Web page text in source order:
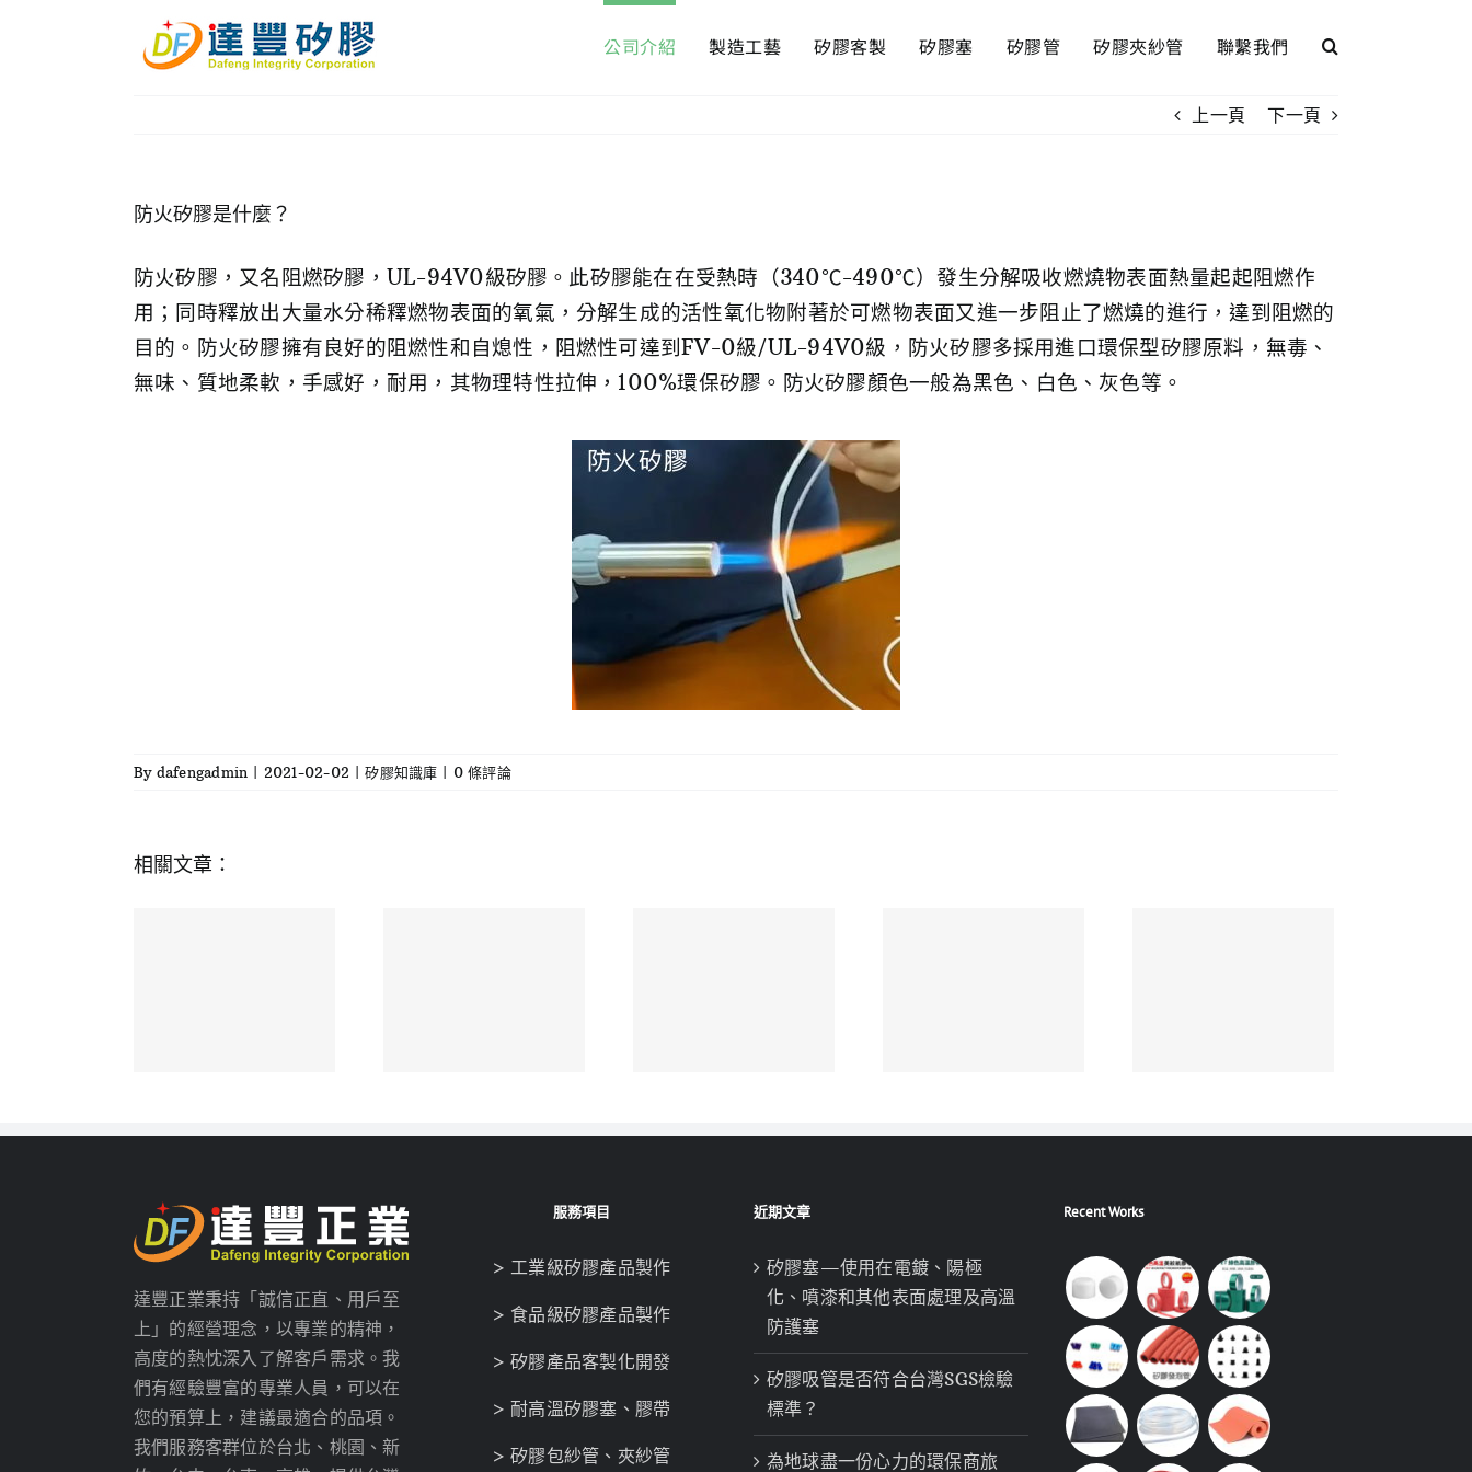
公司介紹 製造工藝 矽膠客製 矽膠塞 矽膠管 矽膠夾紗管 聯繫我們
上一頁 下一頁
防火矽膠是什麼？
防火矽膠，又名阻燃矽膠，UL-94V0級矽膠。此矽膠能在在受熱時（340℃-490℃）發生分解吸收燃燒物表面熱量起起阻燃作
用；同時釋放出大量水分稀釋燃物表面的氧氣，分解生成的活性氧化物附著於可燃物表面又進一步阻止了燃燒的進行，達到阻燃的
目的。防火矽膠擁有良好的阻燃性和自熄性，阻燃性可達到FV-0級/UL-94V0級，防火矽膠多採用進口環保型矽膠原料，無毒、
無味、質地柔軟，手感好，耐用，其物理特性拉伸，100%環保矽膠。防火矽膠顏色一般為黑色、白色、灰色等。
By dafengadmin 2021-02-02 矽膠知識庫 0 條評論
相關文章：
達豐正業秉持「誠信正直、用戶至
上」的經營理念，以專業的精神，
高度的熱忱深入了解客戶需求。我
們有經驗豐富的專業人員，可以在
您的預算上，建議最適合的品項。
我們服務客群位於台北、桃園、新
服務項目
> 工業級矽膠產品製作
> 食品級矽膠產品製作
> 矽膠產品客製化開發
> 耐高溫矽膠塞、膠帶
> 矽膠包紗管、夾紗管
近期文章
矽膠塞—使用在電鍍、陽極
化、噴漆和其他表面處理及高溫
防護塞
矽膠吸管是否符合台灣SGS檢驗
標準？
為地球盡一份心力的環保商旅
Recent Works